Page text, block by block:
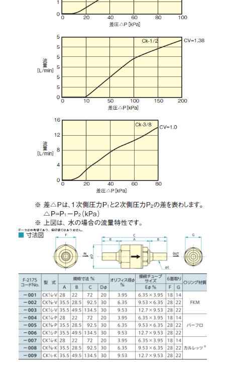
データは参考値であり、保証値ではありません。